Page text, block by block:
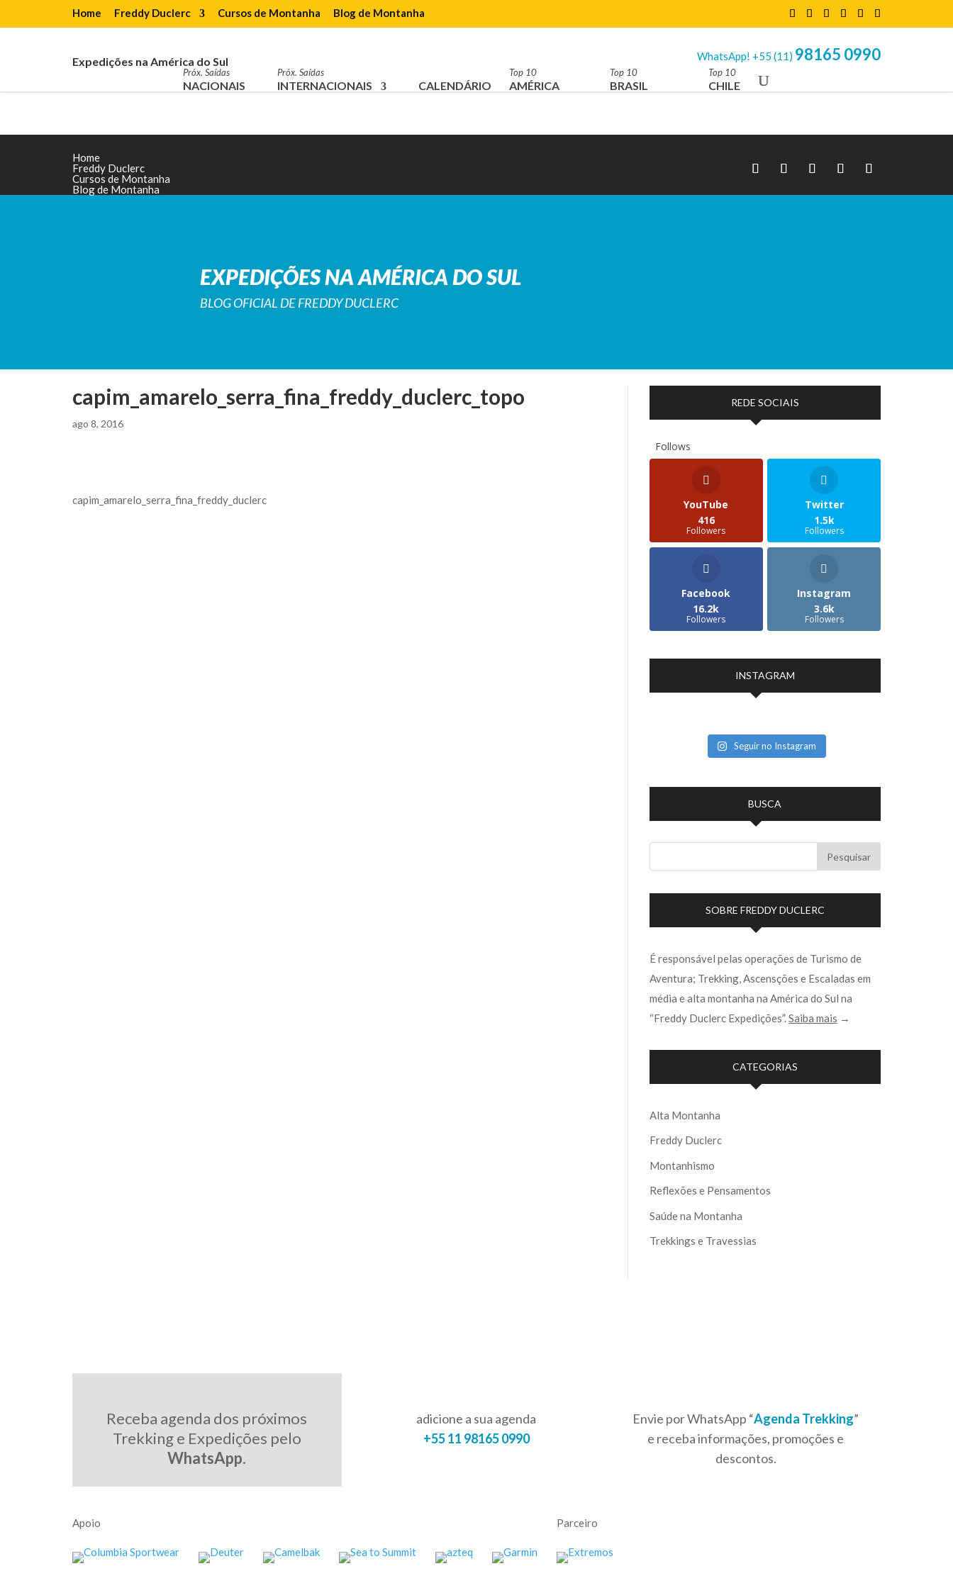
Home Freddy Duclerc Cursos de Montanha Blog de Montanha
Expedições na América do Sul WhatsApp! +55 (11) 98165 0990
Próx. Saídas
NACIONAIS
Próx. Saídas
INTERNACIONAIS CALENDÁRIO
Top 10
AMÉRICA
Top 10
BRASIL
Top 10
CHILE
Home
Freddy Duclerc
Cursos de Montanha
Blog de Montanha
EXPEDIÇÕES NA AMÉRICA DO SUL
BLOG OFICIAL DE FREDDY DUCLERC
capim_amarelo_serra_fina_freddy_duclerc_topo
ago 8, 2016
capim_amarelo_serra_fina_freddy_duclerc
REDE SOCIAIS
Follows
YouTube
416
Followers
Twitter
1.5k
Followers
Facebook
16.2k
Followers
Instagram
3.6k
Followers
INSTAGRAM
Seguir no Instagram
BUSCA
SOBRE FREDDY DUCLERC
É responsável pelas operações de Turismo de
Aventura; Trekking, Ascensções e Escaladas em
média e alta montanha na América do Sul na
“Freddy Duclerc Expedições”.Saiba mais →
CATEGORIAS
Alta Montanha
Freddy Duclerc
Montanhismo
Reflexões e Pensamentos
Saúde na Montanha
Trekkings e Travessias
Receba agenda dos próximos
Trekking e Expedições pelo
WhatsApp.
adicione a sua agenda
+55 11 98165 0990
Envie por WhatsApp “Agenda Trekking”
e receba informações, promoções e
descontos.
Apoio Parceiro